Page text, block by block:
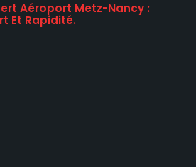
Aéroport Metz-Nancy :
Et Rapidité.